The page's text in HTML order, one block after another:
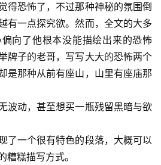
得恐怖了，不过那种神秘的氛围倒
有一点探究欲。然而，全文的大多
向了他根本没能描绘出来的恐怖
牌子的老哥，写写大大的恐怖两个
是那种从前有座山，山里有座庙那
波动，甚至想买一瓶残留黑暗与欲
了一个很有特色的段落，大概可以
糟糕描写方式。